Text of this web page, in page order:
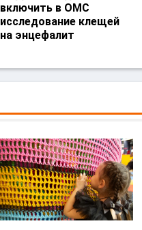
включить в ОМС
исследование клещей
на энцефалит